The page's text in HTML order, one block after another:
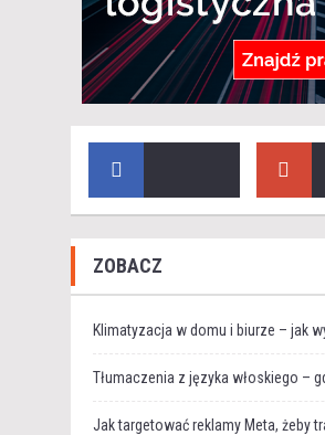
ZOBACZ
Klimatyzacja w domu i biurze – jak
Tłumaczenia z języka włoskiego –
Jak targetować reklamy Meta, żeby